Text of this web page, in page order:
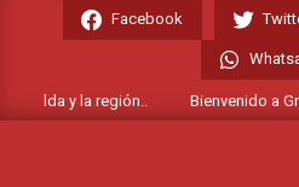
Facebook
y la región.. Bienvenido a